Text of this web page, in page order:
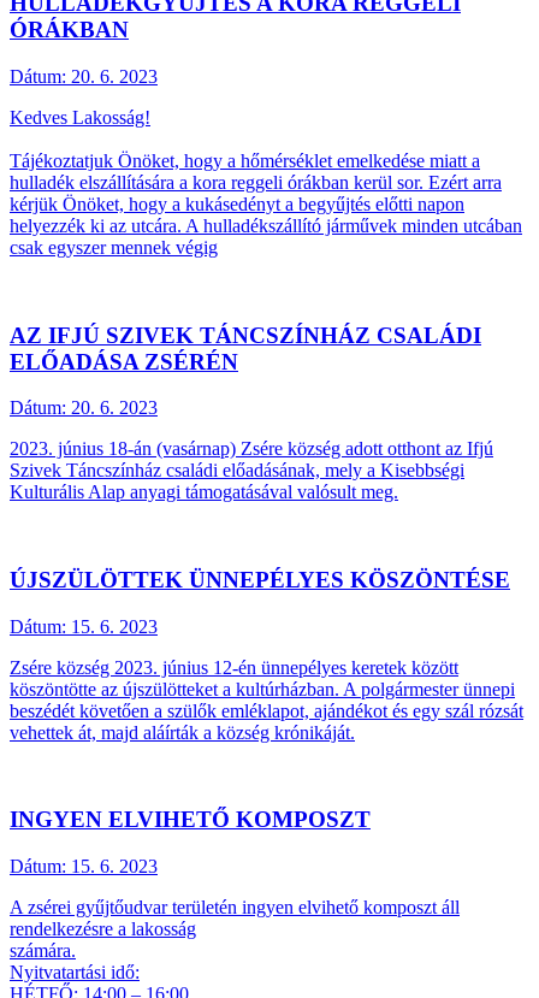
ÓRÁKBAN
Dátum: 20. 6. 2023
Kedves Lakosság!
Tájékoztatjuk Önöket, hogy a hőmérséklet emelkedése miatt a
hulladék elszállítására a kora reggeli órákban kerül sor. Ezért arra
kérjük Önöket, hogy a kukásedényt a begyűjtés előtti napon
helyezzék ki az utcára. A hulladékszállító járművek minden utcában
csak egyszer mennek végig
AZ IFJÚ SZIVEK TÁNCSZÍNHÁZ CSALÁDI
ELŐADÁSA ZSÉRÉN
Dátum: 20. 6. 2023
2023. június 18-án (vasárnap) Zsére község adott otthont az Ifjú
Szivek Táncszínház családi előadásának, mely a Kisebbségi
Kulturális Alap anyagi támogatásával valósult meg.
ÚJSZÜLÖTTEK ÜNNEPÉLYES KÖSZÖNTÉSE
Dátum: 15. 6. 2023
Zsére község 2023. június 12-én ünnepélyes keretek között
köszöntötte az újszülötteket a kultúrházban. A polgármester ünnepi
beszédét követően a szülők emléklapot, ajándékot és egy szál rózsát
vehettek át, majd aláírták a község krónikáját.
INGYEN ELVIHETŐ KOMPOSZT
Dátum: 15. 6. 2023
A zsérei gyűjtőudvar területén ingyen elvihető komposzt áll
rendelkezésre a lakosság
számára.
Nyitvatartási idő: